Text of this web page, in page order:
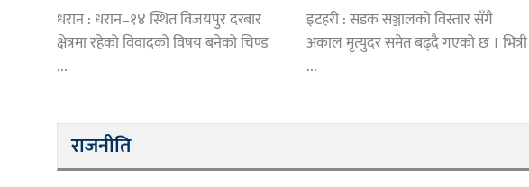
धरान : धरान–१४ स्थित विजयपुर दरबार
क्षेत्रमा रहेको विवादको विषय बनेको चिण्ड
...
इटहरी : सडक सञ्जालको विस्तार सँगै
अकाल मृत्युदर समेत बढ्दै गएको छ । भित्री
...
राजनीति